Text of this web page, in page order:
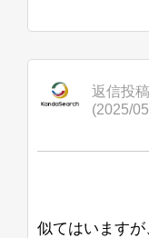
返信投稿
(2025/
似てはいますが